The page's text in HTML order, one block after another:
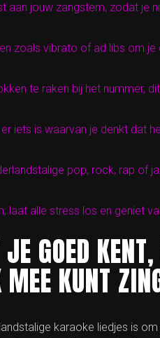
aan jouw zangstem, zodat je
zoals vibrato of ad libs om
te raken bij het nummer,
iets is waarvan je denkt dat
pop, rock, rap of
laat alle stress los en geniet
GOED
KUNT
karaoke liedjes is